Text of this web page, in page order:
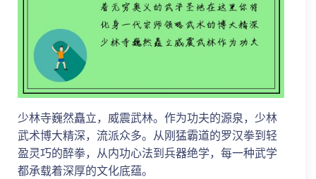
少林寺巍然矗立，威震武林。作为功夫的源泉，少林
武术博大精深，流派众多。从刚猛霸道的罗汉拳到轻
盈灵巧的醉拳，从内功心法到兵器绝学，每一种武学
都承载着深厚的文化底蕴。